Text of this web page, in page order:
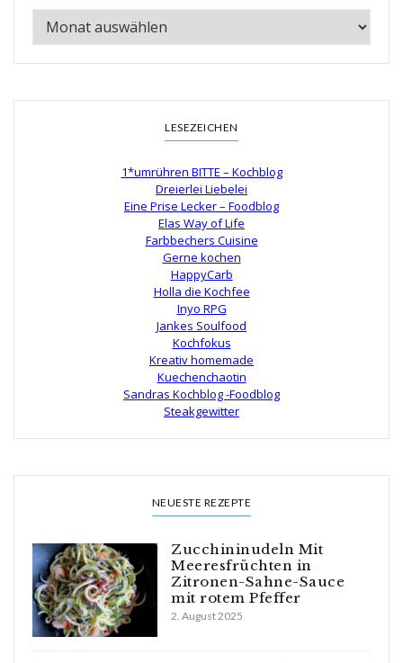
LESEZEICHEN
1*umrühren BITTE – Kochblog
Dreierlei Liebelei
Eine Prise Lecker – Foodblog
Elas Way of Life
Farbbechers Cuisine
Gerne kochen
HappyCarb
Holla die Kochfee
Inyo RPG
Jankes Soulfood
Kochfokus
Kreativ homemade
Kuechenchaotin
Sandras Kochblog -Foodblog
Steakgewitter
NEUESTE REZEPTE
Zucchininudeln Mit
Meeresfrüchten in
Zitronen-Sahne-Sauce
mit rotem Pfeffer
2. August 2025